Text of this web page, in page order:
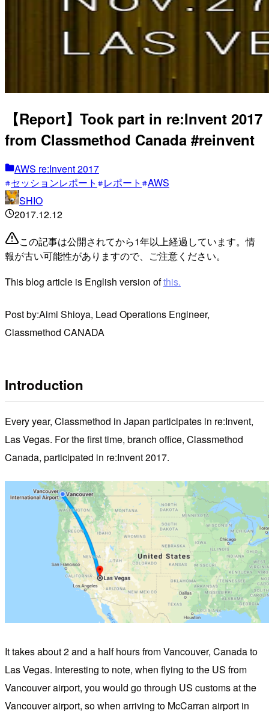
【Report】Took part in re:Invent 2017
from Classmethod Canada #reinvent
AWS re:Invent 2017
セッションレポート
レポート
AWS
SHIO
2017.12.12
この記事は公開されてから1年以上経過しています。情
報が古い可能性がありますので、ご注意ください。
This blog article is English version ofthis.
Post by:Aimi Shioya, Lead Operations Engineer,
Classmethod CANADA
Introduction
Every year, Classmethod in Japan participates in re:Invent,
Las Vegas. For the first time, branch office, Classmethod
Canada, participated in re:Invent 2017.
It takes about 2 and a half hours from Vancouver, Canada to
Las Vegas. Interesting to note, when flying to the US from
Vancouver airport, you would go through US customs at the
Vancouver airport, so when arriving to McCarran airport in